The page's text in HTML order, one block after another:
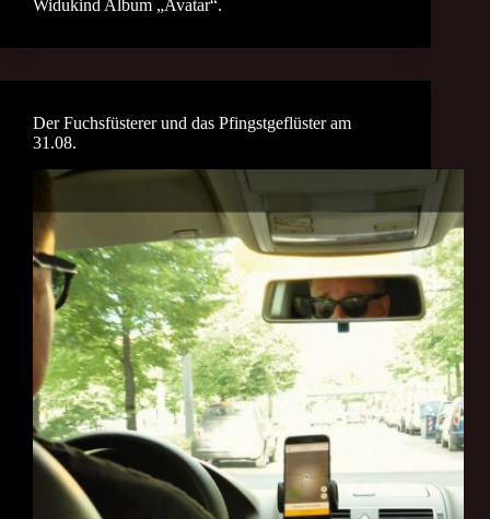
Widukind Album „Avatar“.
Der Fuchsfüsterer und das Pfingstgeflüster am
31.08.